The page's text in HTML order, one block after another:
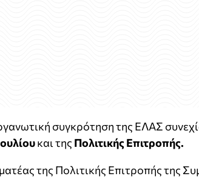
συγκρότηση της ΕΛΑΣ
και της Πολιτικής Επιτροπής.
της Πολιτικής Επιτροπής της